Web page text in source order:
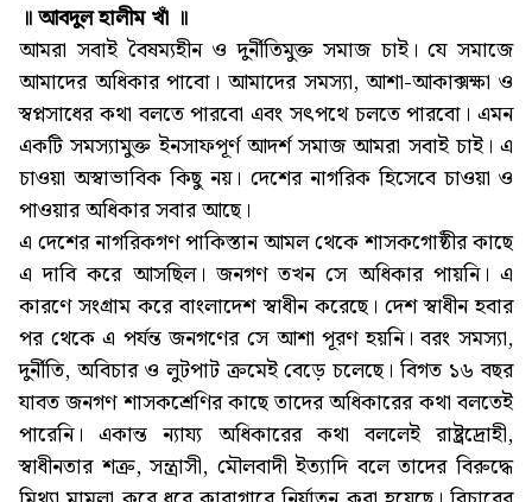
॥ আবদুল হালীম খাঁ ॥
আমরা সবাই বৈষম্যহীন ও দুর্নীতিমুক্ত সমাজ চাই। যে সমাজে
আমাদের অধিকার পাবো। আমাদের সমস্যা, আশা-আকাক্সক্ষা ও
স্বপ্নসাধের কথা বলতে পারবো এবং সৎপথে চলতে পারবো। এমন
একটি সমস্যামুক্ত ইনসাফপূর্ণ আদর্শ সমাজ আমরা সবাই চাই। এ
চাওয়া অস্বাভাবিক কিছু নয়। দেশের নাগরিক হিসেবে চাওয়া ও
পাওয়ার অধিকার সবার আছে।
এ দেশের নাগরিকগণ পাকিস্তান আমল থেকে শাসকগোষ্ঠীর কাছে
এ দাবি করে আসছিল। জনগণ তখন সে অধিকার পায়নি। এ
কারণে সংগ্রাম করে বাংলাদেশ স্বাধীন করেছে। দেশ স্বাধীন হবার
পর থেকে এ পর্যন্ত জনগণের সে আশা পূরণ হয়নি। বরং সমস্যা,
দুর্নীতি, অবিচার ও লুটপাট ক্রমেই বেড়ে চলেছে। বিগত ১৬ বছর
যাবত জনগণ শাসকশ্রেণির কাছে তাদের অধিকারের কথা বলতেই
পারেনি। একান্ত ন্যায্য অধিকারের কথা বললেই রাষ্ট্রদ্রোহী,
স্বাধীনতার শত্রু, সন্ত্রাসী, মৌলবাদী ইত্যাদি বলে তাদের বিরুদ্ধে